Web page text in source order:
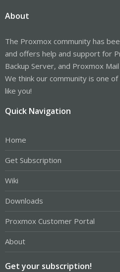
About
The Proxmox community has
and offers help and support for
Backup Server, and Proxmox
We think our community is one
like you!
Quick Navigation
Home
Get Subscription
Wiki
Downloads
Proxmox Customer Portal
About
Get your subscription!